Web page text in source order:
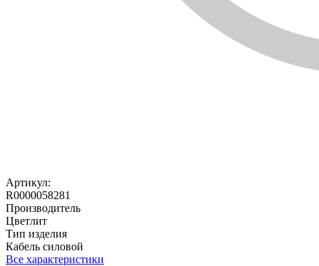
Артикул:
R0000058281
Производитель
Цветлит
Тип изделия
Кабель силовой
Все характеристики